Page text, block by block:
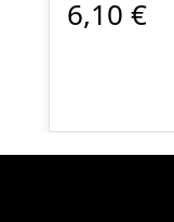
6,10 €